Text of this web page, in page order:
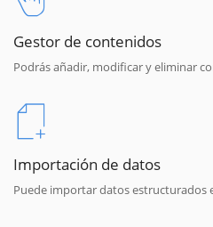
Gestor de contenidos
Podrás añadir, modificar y eliminar
Importación de datos
Puede importar datos estructurados